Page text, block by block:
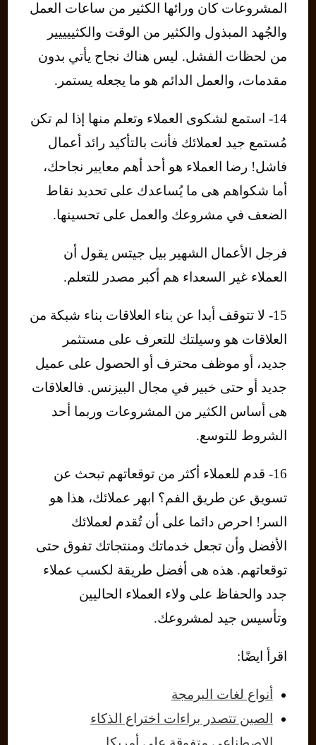
المشروعات كان ورائها الكثير من ساعات العمل
والجُهد المبذول والكثير من الوقت والكثييييير
من لحظات الفشل. ليس هناك نجاح يأتي بدون
مقدمات، والعمل الدائم هو ما يجعله يستمر.
14- استمع لشكوى العملاء وتعلم منها إذا لم تكن
مُستمع جيد لعملائك فأنت بالتأكيد رائد أعمال
فاشل! رضا العملاء هو أحد أهم معايير نجاحك،
أما شكواهم هى ما يُساعدك على تحديد نقاط
الضعف في مشروعك والعمل على تحسينها.
فرجل الأعمال الشهير بيل جيتس يقول أن
العملاء غير السعداء هم أكبر مصدر للتعلم.
15- لا تتوقف أبدا عن بناء العلاقات بناء شبكة من
العلاقات هو وسيلتك للتعرف على مستثمر
جديد، أو موظف محترف أو الحصول على عميل
جديد أو حتى خبير في مجال البيزنس. فالعلاقات
هى أساس الكثير من المشروعات وربما أحد
الشروط للتوسع.
16- قدم للعملاء أكثر من توقعاتهم تبحث عن
تسويق عن طريق الفم؟ ابهر عملائك، هذا هو
السر! احرص دائما على أن تُقدم لعملائك
الأفضل وأن تجعل خدماتك ومنتجاتك تفوق حتى
توقعاتهم. هذه هى أفضل طريقة لكسب عملاء
جدد والحفاظ على ولاء العملاء الحاليين
وتأسيس جيد لمشروعك.
اقرأ ايضًا:
أنواع لغات البرمجة
الصين تتصدر براءات اختراع الذكاء